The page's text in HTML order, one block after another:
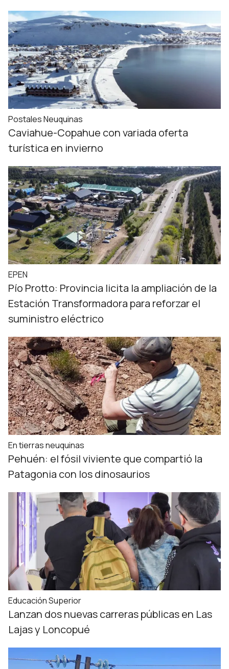
Postales Neuquinas
Caviahue-Copahue con variada oferta
turística en invierno
EPEN
Pío Protto: Provincia licita la ampliación de la
Estación Transformadora para reforzar el
suministro eléctrico
En tierras neuquinas
Pehuén: el fósil viviente que compartió la
Patagonia con los dinosaurios
Educación Superior
Lanzan dos nuevas carreras públicas en Las
Lajas y Loncopué